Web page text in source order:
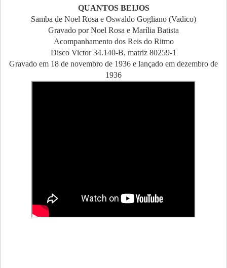
QUANTOS BEIJOS
Samba de Noel Rosa e Oswaldo Gogliano (Vadico)
Gravado por Noel Rosa e Marília Batista
Acompanhamento dos Reis do Ritmo
Disco Victor 34.140-B, matriz 80259-1
Gravado em 18 de novembro de 1936 e lançado em dezembro de
1936